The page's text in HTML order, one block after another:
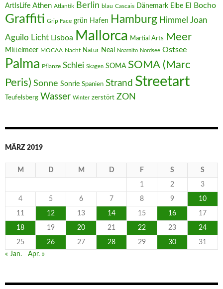
ArtIsLife Athen Atlantik Berlin blau Cascais Dänemark Elbe El Bocho
Graffiti Grip Face grün Hafen Hamburg Himmel Joan
Aguilo Licht Lisboa Mallorca Martial Arts Meer
Mittelmeer MOCAA Nacht Natur Neal Noarnito Nordsee Ostsee
Palma Pflanze Schlei Skagen SOMA SOMA (Marc
Peris) Sonne Sonrie Spanien Strand Streetart
Teufelsberg Wasser Winter zerstört ZON
MÄRZ 2019
M D M D F S S
1 2 3
4 5 6 7 8 9 10
11 12 13 14 15 16 17
18 19 20 21 22 23 24
25 26 27 28 29 30
31
« Jan.
Apr. »